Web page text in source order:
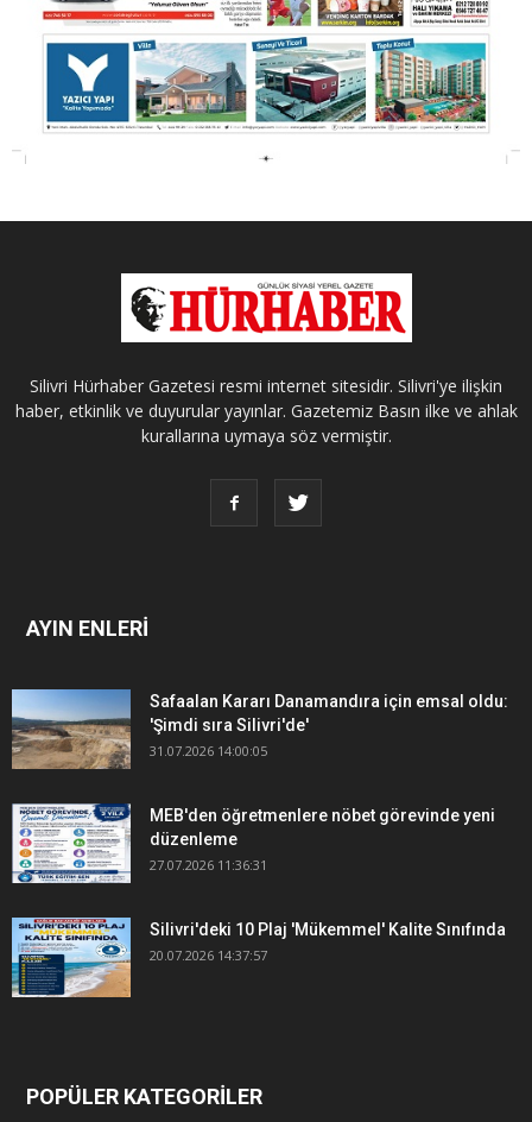
Silivri Hürhaber Gazetesi resmi internet sitesidir. Silivri'ye ilişkin
haber, etkinlik ve duyurular yayınlar. Gazetemiz Basın ilke ve ahlak
kurallarına uymaya söz vermiştir.
AYIN ENLERİ
Safaalan Kararı Danamandıra için emsal oldu:
'Şimdi sıra Silivri'de'
31.07.2026 14:00:05
MEB'den öğretmenlere nöbet görevinde yeni
düzenleme
27.07.2026 11:36:31
Silivri'deki 10 Plaj 'Mükemmel' Kalite Sınıfında
20.07.2026 14:37:57
POPÜLER KATEGORİLER